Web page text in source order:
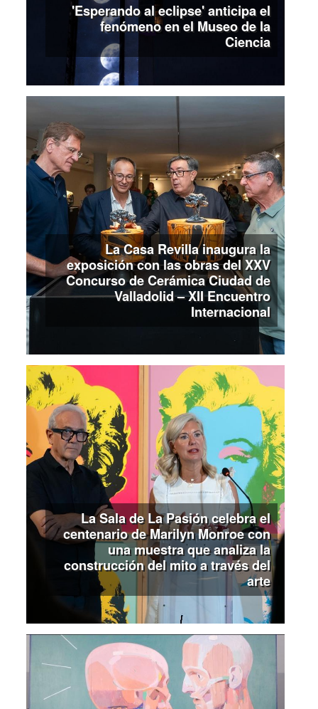
'Esperando al eclipse' anticipa el
fenómeno en el Museo de la
Ciencia
La Casa Revilla inaugura la
exposición con las obras del XXV
Concurso de Cerámica Ciudad de
Valladolid – XII Encuentro
Internacional
La Sala de La Pasión celebra el
centenario de Marilyn Monroe con
una muestra que analiza la
construcción del mito a través del
arte